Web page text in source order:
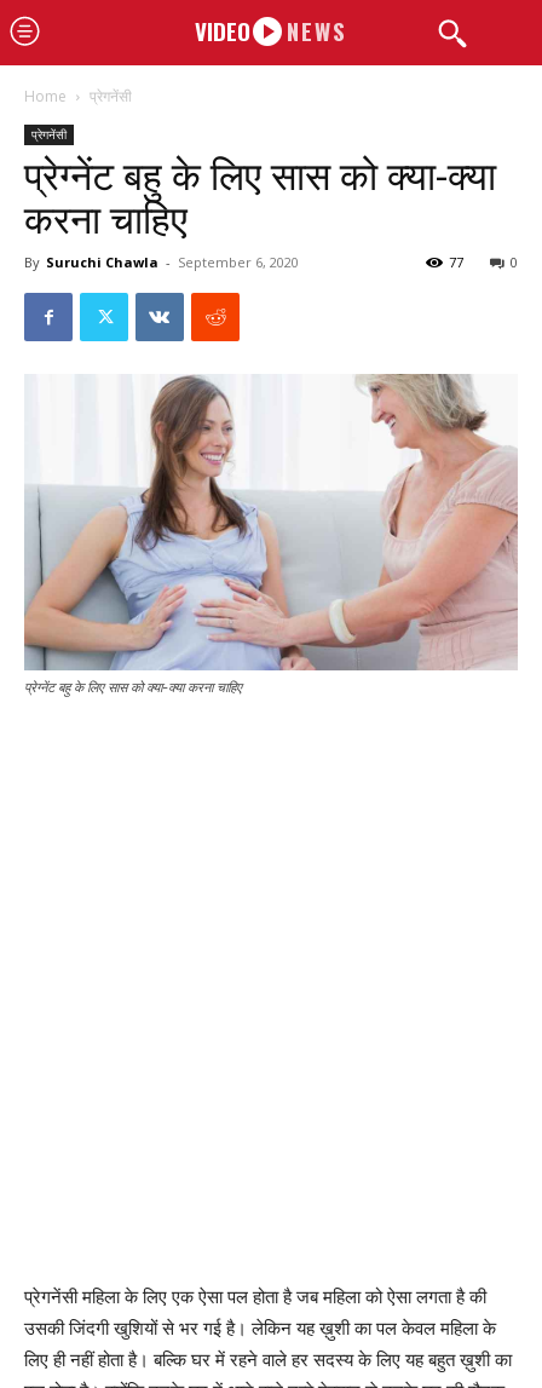
VIDEO NEWS
Home प्रेगनेंसी
प्रेगनेंसी
प्रेग्नेंट बहु के लिए सास को क्या-क्या
करना चाहिए
By Suruchi Chawla - September 6, 2020 0
77
प्रेग्नेंट बहु के लिए सास को क्या-क्या करना चाहिए
प्रेगनेंसी महिला के लिए एक ऐसा पल होता है जब महिला को ऐसा लगता है की
उसकी जिंदगी खुशियों से भर गई है। लेकिन यह ख़ुशी का पल केवल महिला के
लिए ही नहीं होता है। बल्कि घर में रहने वाले हर सदस्य के लिए यह बहुत ख़ुशी का